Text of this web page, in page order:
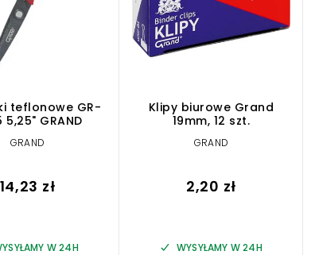
teflonowe GR-
5,25" GRAND
GRAND
14,23 zł
W 24H
Klipy biurowe Grand
19mm, 12 szt.
GRAND
2,20 zł
WYSYŁAMY W 24H